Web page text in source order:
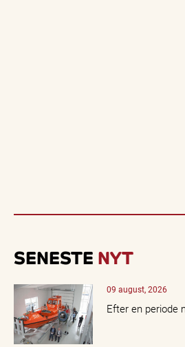
SENESTE NYT
09 august, 2026
Efter en periode